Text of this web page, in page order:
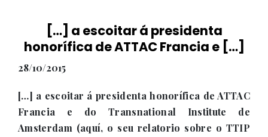
[…] a escoitar á presidenta
honorífica de ATTAC Francia e […]
28/10/2015
[…] a escoitar á presidenta honorífica de ATTAC
Francia e do Transnational Institute de
Amsterdam (aquí, o seu relatorio sobre o TTIP